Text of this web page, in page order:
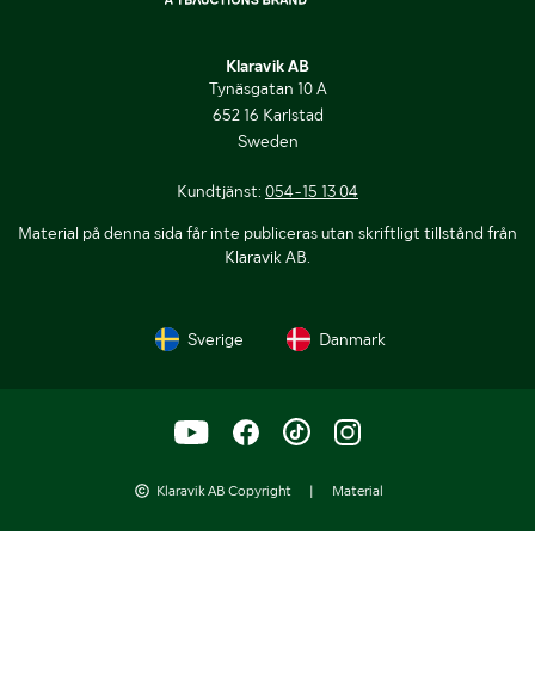
Klaravik AB
Tynäsgatan 10 A
652 16 Karlstad
Sweden
Kundtjänst: 054-15 13 04
Material på denna sida får inte publiceras utan skriftligt tillstånd från
Klaravik AB.
Sverige Danmark
Klaravik AB Copyright | Material